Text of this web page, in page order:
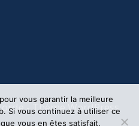
- Thème WordPress
vous garantir la meilleure
Si vous continuez à utiliser ce
vous en êtes satisfait.